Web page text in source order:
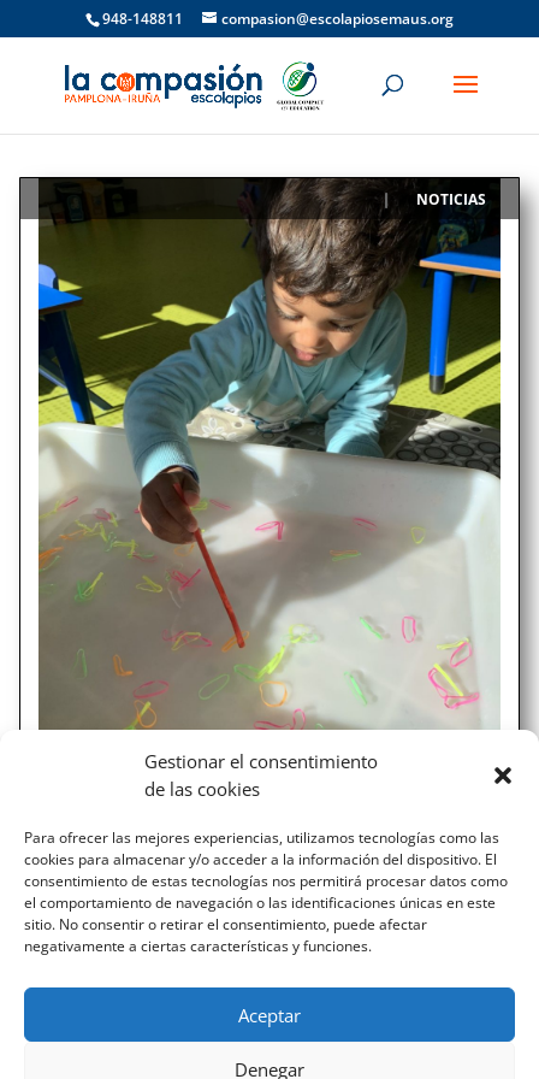
Gestionar el consentimiento
de las cookies
Para ofrecer las mejores experiencias, utilizamos tecnologías como las
cookies para almacenar y/o acceder a la información del dispositivo. El
consentimiento de estas tecnologías nos permitirá procesar datos como
el comportamiento de navegación o las identificaciones únicas en este
sitio. No consentir o retirar el consentimiento, puede afectar
negativamente a ciertas características y funciones.
Aceptar
Denegar
948-148811 compasion@escolapiosemaus.org
Aprendemos a través de nuestras
manos (1ºE.I)
NOTICIAS
Antes de que los peques nos lancemos a escribir,
trabajamos, ejercitamos y fortalecemos la motricidad
fina a través de juego y de diferentes propuestas. Estas
dinámicas nos ayudarán a que ser capaces de tener